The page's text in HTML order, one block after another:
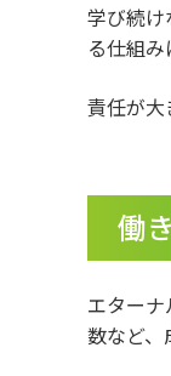
学び続
る仕組み
責任が大
働
エター
数など、